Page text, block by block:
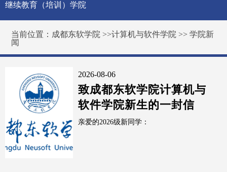
继续教育（培训）学院
当前位置： 成都东软学院 >>计算机与软件学院 >>学院新
闻
2026-08-06
致成都东软学院计算机与
软件学院新生的一封信
亲爱的2026级新同学：